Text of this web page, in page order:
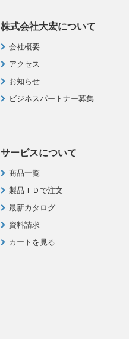
株式会社大宏について
会社概要
アクセス
お知らせ
ビジネスパートナー募集
サービスについて
商品一覧
製品ＩＤで注文
最新カタログ
資料請求
カートを見る